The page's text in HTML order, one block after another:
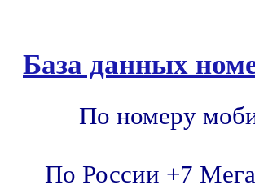
База данных
По номеру
По России +7